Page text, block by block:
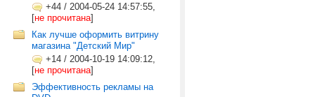
+44 / 2004-05-24 14:57:55,
[не прочитана]
Как лучше оформить витрину
магазина "Детский Мир"
+14 / 2004-10-19 14:09:12,
[не прочитана]
Эффективность рекламы на